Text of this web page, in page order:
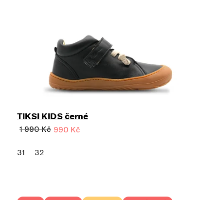
TIKSI KIDS černé
1 990 Kč 990 Kč
31 32